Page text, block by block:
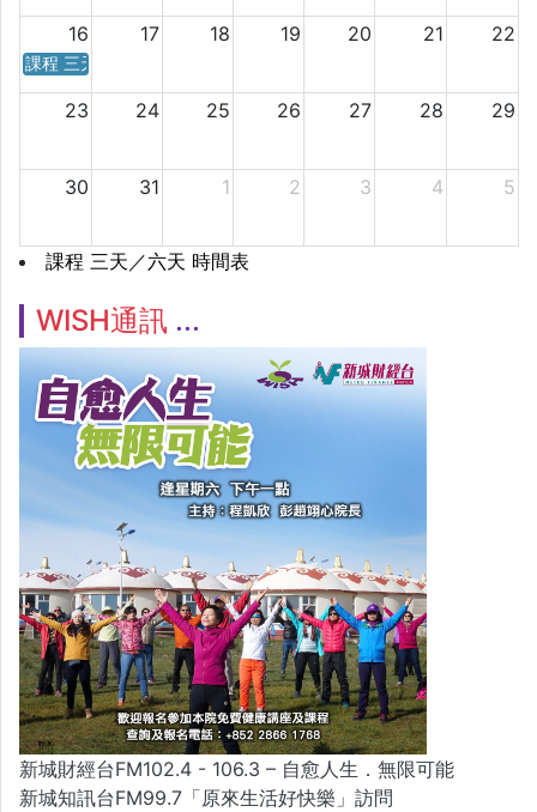
16 17 18 19 20 21 22
課程 三天／六天 時間表
23 24 25 26 27 28 29
30 31 1 2 3 4 5
課程 三天／六天 時間表
WISH通訊
新城財經台FM102.4 - 106.3 – 自愈人生．無限可能
新城知訊台FM99.7「原來生活好快樂」訪問